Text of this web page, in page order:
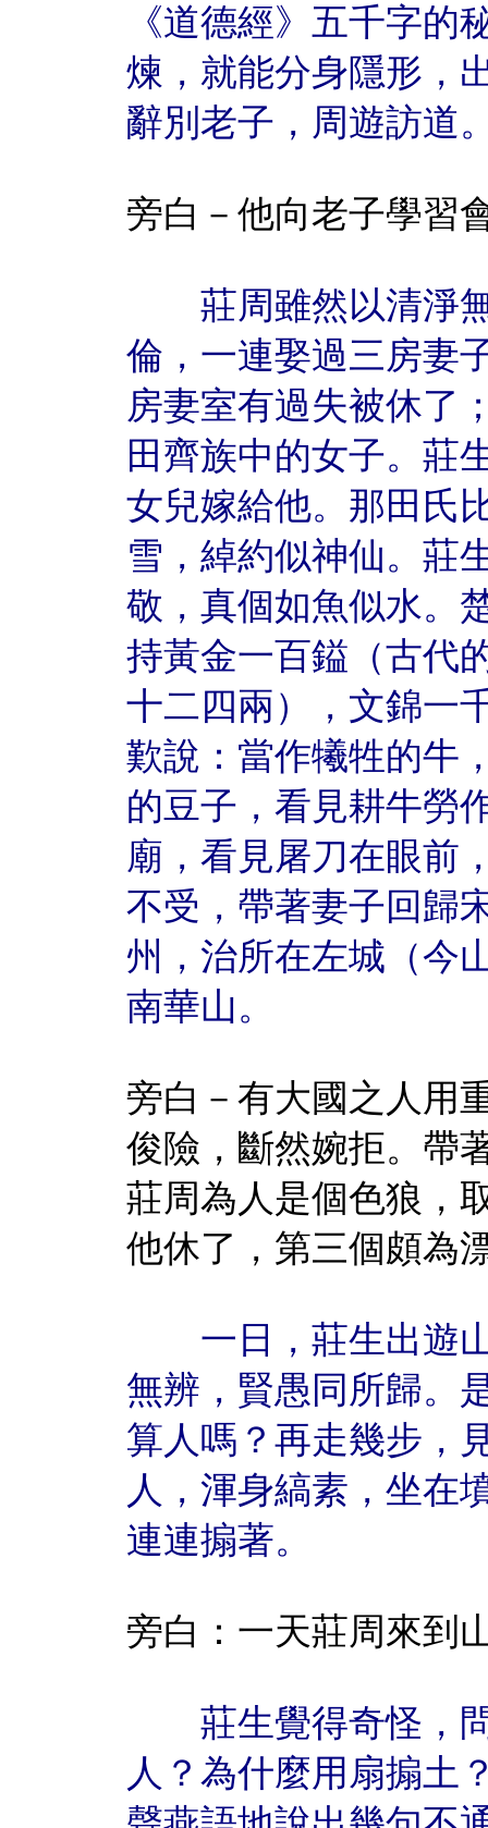
《道德經》五千字的
煉，就能分身隱形，
辭別老子，周遊訪道
旁白－他向老子學習
莊周雖然以清淨無
倫，一連娶過三房妻
房妻室有過失被休了
田齊族中的女子。莊
女兒嫁給他。那田氏
雪，綽約似神仙。莊
敬，真個如魚似水。
持黃金一百鎰（古代
十二四兩），文錦一
歎說：當作犧牲的牛
的豆子，看見耕牛勞
廟，看見屠刀在眼前
不受，帶著妻子回歸
州，治所在左城（今
南華山。
旁白－有大國之人用
俊險，斷然婉拒。帶
莊周為人是個色狼，
他休了，第三個頗為
一日，莊生出遊山
無辨，賢愚同所歸。
算人嗎？再走幾步，
人，渾身縞素，坐在
連連搧著。
旁白：一天莊周來到
莊生覺得奇怪，問
人？為什麼用扇搧土